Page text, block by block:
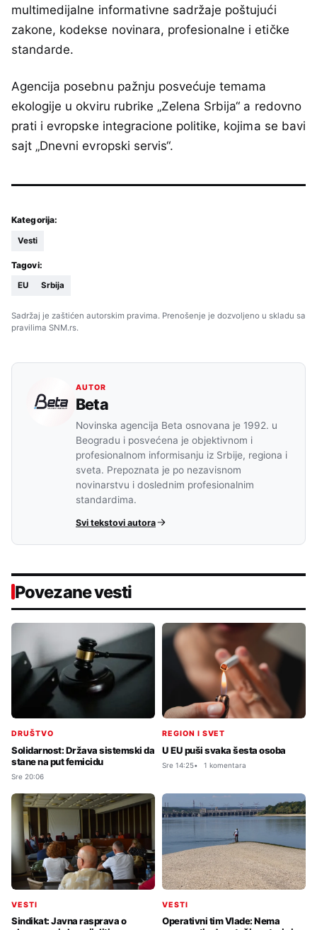
multimedijalne informativne sadržaje poštujući
zakone, kodekse novinara, profesionalne i etičke
standarde.
Agencija posebnu pažnju posvećuje temama
ekologije u okviru rubrike „Zelena Srbija“ a redovno
prati i evropske integracione politike, kojima se bavi
sajt „Dnevni evropski servis“.
Kategorija:
Vesti
Tagovi:
EU Srbija
Sadržaj je zaštićen autorskim pravima. Prenošenje je dozvoljeno u skladu sa
pravilima SNM.rs.
AUTOR
Beta
Novinska agencija Beta osnovana je 1992. u
Beogradu i posvećena je objektivnom i
profesionalnom informisanju iz Srbije, regiona i
sveta. Prepoznata je po nezavisnom
novinarstvu i doslednim profesionalnim
standardima.
Svi tekstovi autora
Povezane vesti
DRUŠTVO
Solidarnost: Država sistemski da
stane na put femicidu
Sre 20:06
REGION I SVET
U EU puši svaka šesta osoba
Sre 14:25 1 komentara
VESTI
Sindikat: Javna rasprava o
VESTI
Operativni tim Vlade: Nema